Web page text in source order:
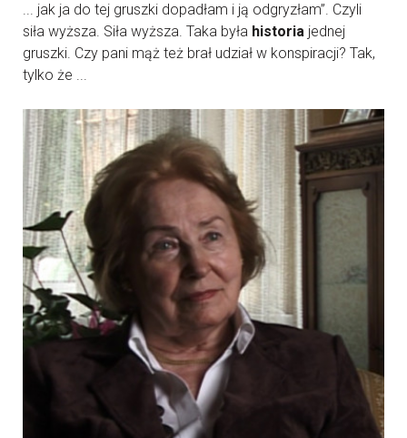
... jak ja do tej gruszki dopadłam i ją odgryzłam”. Czyli
siła wyższa. Siła wyższa. Taka była historia jednej
gruszki. Czy pani mąż też brał udział w konspiracji? Tak,
tylko że ...